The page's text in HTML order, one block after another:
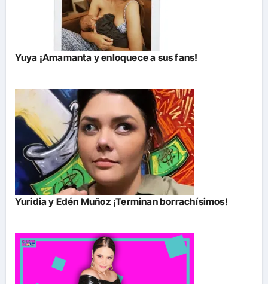
Yuya ¡Amamanta y enloquece a sus fans!
Yuridia y Edén Muñoz ¡Terminan borrachísimos!